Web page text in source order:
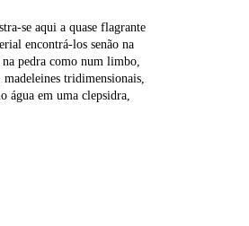
se aqui a quase flagrante
encontrá-los senão na
na pedra como num limbo,
tridimensionais,
água em uma clepsidra,